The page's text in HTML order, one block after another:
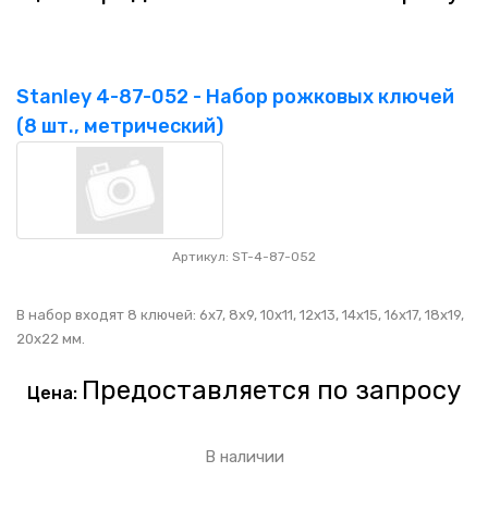
Stanley 4-87-052 - Набор рожковых ключей
(8 шт., метрический)
Артикул: ST-4-87-052
В набор входят 8 ключей: 6x7, 8x9, 10x11, 12x13, 14x15, 16x17, 18x19,
20x22 мм.
Цена: Предоставляется по запросу
В наличии